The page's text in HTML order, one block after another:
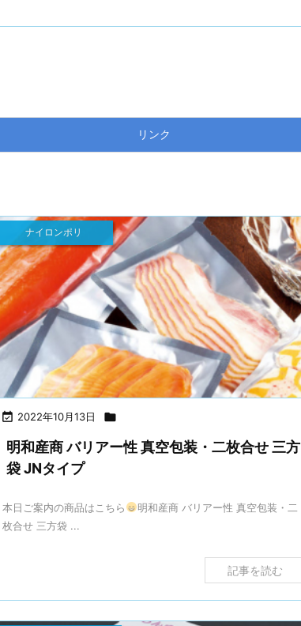
リンク
 2022年10月13日 
ナイロンポリ
明和産商 バリアー性 真空包装・二枚合せ 三方
袋 JNタイプ
本日ご案内の商品はこちら
明和産商 バリアー性 真空包装・二
枚合せ 三方袋 ...
記事を読む